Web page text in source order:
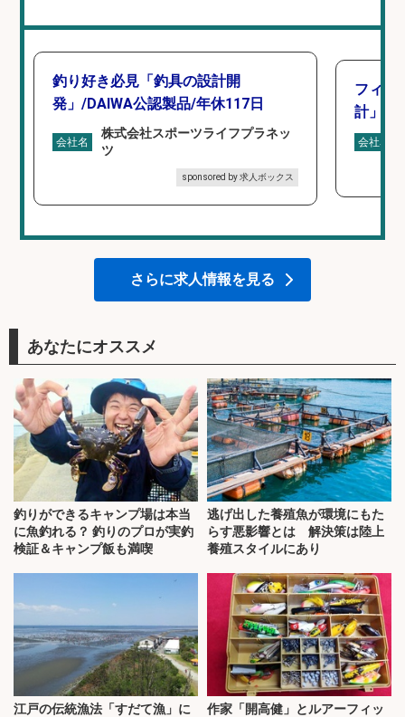
釣り好き必見「釣具の設計開
発」/DAIWA公認製品/年休117日
会社名
株式会社スポーツライフプラネッ
ツ
sponsored by 求人ボックス
フィッ
計」
会社名
さらに求人情報を見る
あなたにオススメ
釣りができるキャンプ場は本当
に魚釣れる？ 釣りのプロが実釣
検証＆キャンプ飯も満喫
逃げ出した養殖魚が環境にもた
らす悪影響とは 解決策は陸上
養殖スタイルにあり
江戸の伝統漁法「すだて漁」に
作家「開高健」とルアーフィッ